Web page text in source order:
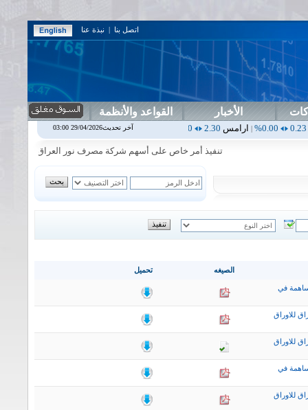
اتصل بنا | نبذة عنا
الأخبار القواعد والأنظمة
|ارامس2.30
0.00%
|اربيل0.00 اس بنك0.00
0.00%
تنفيذ أمر خاص على أسهم شركة مصرف نور العراق في جلسة الاربعاء
تحميل الصيغه
في
للاوراق
للاوراق
في
للاوراق